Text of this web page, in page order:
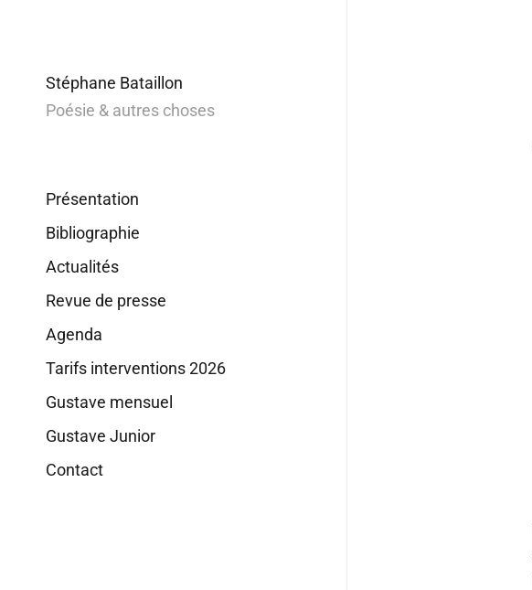
Stéphane Bataillon
Poésie & autres choses
Présentation
Bibliographie
Actualités
Revue de presse
Agenda
Tarifs interventions 2026
Gustave mensuel
Gustave Junior
Contact